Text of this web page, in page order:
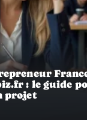
: le guide
projet